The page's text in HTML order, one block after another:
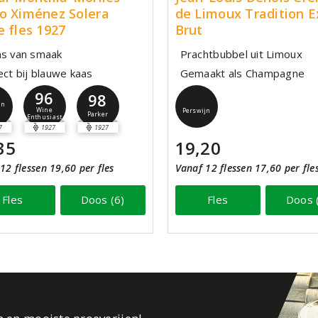
Ximénez Solera
fles 1927
van smaak
bij blauwe kaas
96
Wine
Enthusiast
1927
98
Parker
1927
flessen 19,60 per fles
Fles Doos (6)
de Limoux Tradition
Brut
Prachtbubbel uit Limoux
Gemaakt als Champagne
Perswijn
19,20
Vanaf 12 flessen 17,60 per
Fles Doos